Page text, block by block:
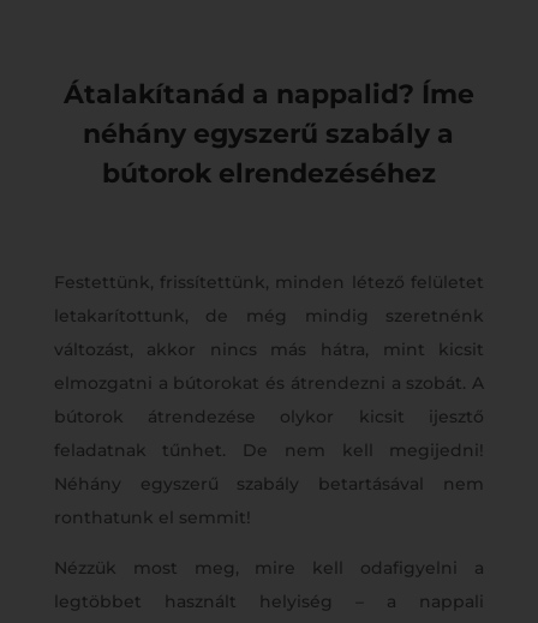
Átalakítanád a nappalid? Íme
néhány egyszerű szabály a
bútorok elrendezéséhez
Festettünk, frissítettünk, minden létező felületet
letakarítottunk, de még mindig szeretnénk
változást, akkor nincs más hátra, mint kicsit
elmozgatni a bútorokat és átrendezni a szobát. A
bútorok átrendezése olykor kicsit ijesztő
feladatnak tűnhet. De nem kell megijedni!
Néhány egyszerű szabály betartásával nem
ronthatunk el semmit!
Nézzük most meg, mire kell odafigyelni a
legtöbbet használt helyiség – a nappali